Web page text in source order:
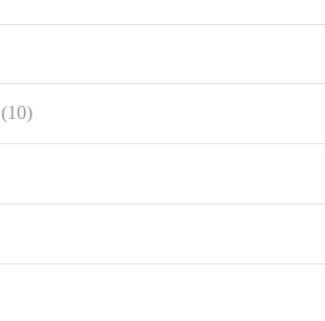
(10)